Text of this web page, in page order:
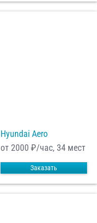
Hyundai Aero
от 2000 ₽/час, 34 мест
Заказать